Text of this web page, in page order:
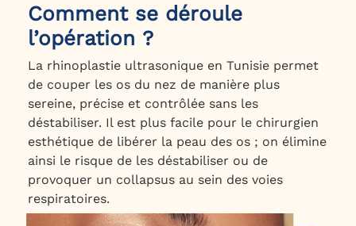
Comment se déroule
l’opération ?
La rhinoplastie ultrasonique en Tunisie permet
de couper les os du nez de manière plus
sereine, précise et contrôlée sans les
déstabiliser. Il est plus facile pour le chirurgien
esthétique de libérer la peau des os ; on élimine
ainsi le risque de les déstabiliser ou de
provoquer un collapsus au sein des voies
respiratoires.